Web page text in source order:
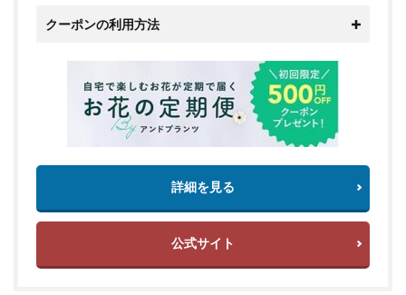
クーポンの利用方法
詳細を見る
公式サイト